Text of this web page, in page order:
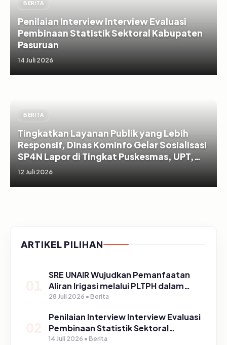
BERITA
Penilaian Interview Interview Evaluasi
Pembinaan Statistik Sektoral Kabupaten
Pasuruan
14 Juli 2026
BERITA
Tingkatkan Layanan Publik yang Lebih
Responsif, Dinas Kominfo Gelar Sosialisasi
SP4N Lapor di Tingkat Puskesmas, UPT,
serta SD/SMP di Kabupaten Pasuruan
12 Juli 2026
ARTIKEL PILIHAN
SRE UNAIR Wujudkan Pemanfaatan
Aliran Irigasi melalui PLTPH dalam
Program TIRTA PELITA di Desa
28 Juli 2026 • Berita
Penilaian Interview Interview Evaluasi
Pembinaan Statistik Sektoral
Kabupaten Pasuruan
14 Juli 2026 • Berita